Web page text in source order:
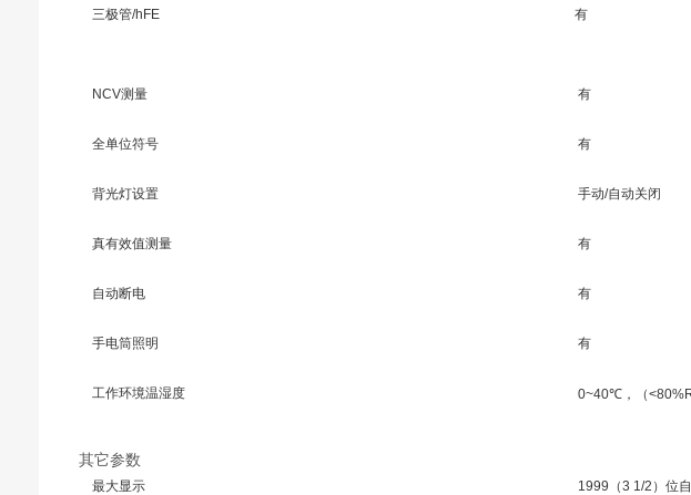
三极管/hFE 有
NCV测量 有
全单位符号 有
背光灯设置 手动/自动关闭
真有效值测量 有
自动断电 有
手电筒照明 有
工作环境温湿度 0~40℃，（
其它参数
最大显示 1999（3 1/2）位